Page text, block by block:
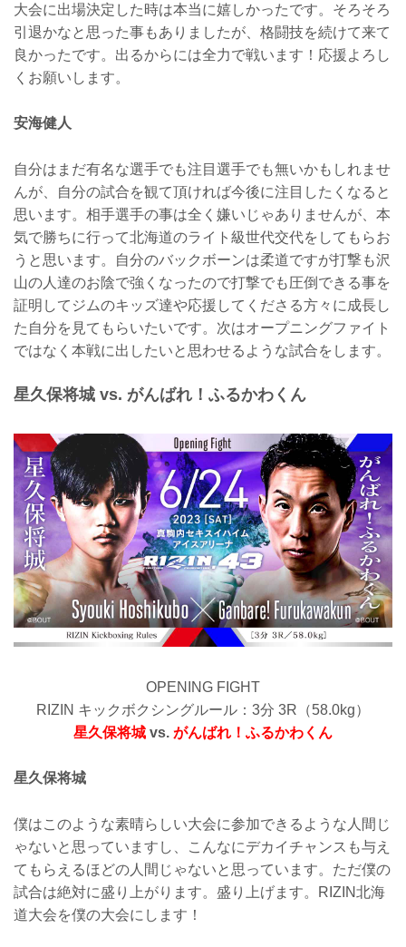
大会に出場決定した時は本当に嬉しかったです。そろそろ
引退かなと思った事もありましたが、格闘技を続けて来て
良かったです。出るからには全力で戦います！応援よろし
くお願いします。
安海健人
自分はまだ有名な選手でも注目選手でも無いかもしれませ
んが、自分の試合を観て頂ければ今後に注目したくなると
思います。相手選手の事は全く嫌いじゃありませんが、本
気で勝ちに行って北海道のライト級世代交代をしてもらお
うと思います。自分のバックボーンは柔道ですが打撃も沢
山の人達のお陰で強くなったので打撃でも圧倒できる事を
証明してジムのキッズ達や応援してくださる方々に成長し
た自分を見てもらいたいです。次はオープニングファイト
ではなく本戦に出したいと思わせるような試合をします。
星久保将城 vs. がんばれ！ふるかわくん
OPENING FIGHT
RIZIN キックボクシングルール：3分 3R（58.0kg）
星久保将城 vs. がんばれ！ふるかわくん
星久保将城
僕はこのような素晴らしい大会に参加できるような人間じ
ゃないと思っていますし、こんなにデカイチャンスも与え
てもらえるほどの人間じゃないと思っています。ただ僕の
試合は絶対に盛り上がります。盛り上げます。RIZIN北海
道大会を僕の大会にします！